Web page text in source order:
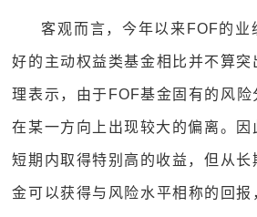
客观而言，今年以来FOF的业
好的主动权益类基金相比并不算
理表示，由于FOF基金固有的风
在某一方向上出现较大的偏离。因
短期内取得特别高的收益，但从
金可以获得与风险水平相称的回报